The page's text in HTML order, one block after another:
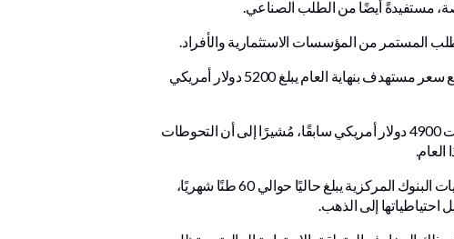
وقال البنك: "نتوقع أن يشهد الذهب عامًا قويًا آخر، يعكس استمرار طلب البنوك المركزية والاستثمارات الفردية، مع سعر مستهدف بنهاية العام يبلغ 5200 دولار أمريكي
بينما رفع "جولدمان ساكس" مؤخرًا توقعاته لسعر الذهب إلى 5400 دولار أمريكي للأونصة بنهاية العام، بعد أن كانت 4900 دولار أمريكي سابقًا، مُشيرًا إلى أن التحوطات
علاوة على ذلك، لا تزال مشتريات البنوك المركزية قوية. تشير تقديرات "جولدمان ساكس" إلى أن متوسط ​​مشتريات البنوك المركزية يبلغ حاليًا حوالي 60 طنًا شهريًا،